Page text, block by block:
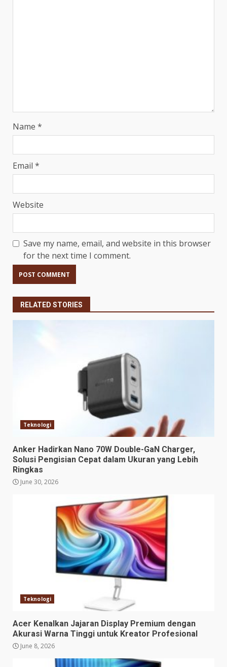
Name *
Email *
Website
Save my name, email, and website in this browser
for the next time I comment.
RELATED STORIES
Teknologi
Anker Hadirkan Nano 70W Double-GaN Charger,
Solusi Pengisian Cepat dalam Ukuran yang Lebih
Ringkas
June 30, 2026
Teknologi
Acer Kenalkan Jajaran Display Premium dengan
Akurasi Warna Tinggi untuk Kreator Profesional
June 8, 2026